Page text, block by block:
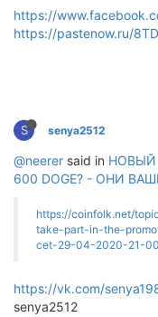
https://
https://pastenow.ru/
S senya2512
@neerer said in НОВЫЙ
600 DOGE? - ОНИ
https://coinfolk.net/
take-part-in-the-
cet-29-04-2020-21-
https://vk.com/
senya2512